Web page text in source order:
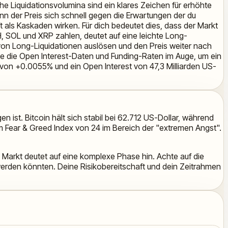
Liquidationsvolumina sind ein klares Zeichen für erhöhte
der Preis sich schnell gegen die Erwartungen der du
Kaskaden wirken. Für dich bedeutet dies, dass der Markt
und XRP zahlen, deutet auf eine leichte Long-
Long-Liquidationen auslösen und den Preis weiter nach
Open Interest-Daten und Funding-Raten im Auge, um ein
+0.0055% und ein Open Interest von 47,3 Milliarden US-
ist. Bitcoin hält sich stabil bei 62.712 US-Dollar, während
& Greed Index von 24 im Bereich der "extremen Angst".
deutet auf eine komplexe Phase hin. Achte auf die
könnten. Deine Risikobereitschaft und dein Zeitrahmen